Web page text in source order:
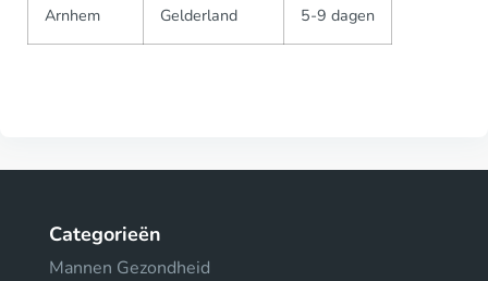
Arnhem Gelderland 5-9 dagen
Categorieën
Mannen Gezondheid